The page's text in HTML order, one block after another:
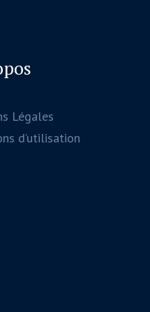
Légales
d’utilisation